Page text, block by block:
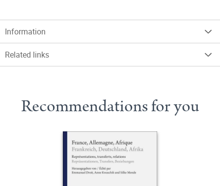
Information
Related links
Recommendations for you